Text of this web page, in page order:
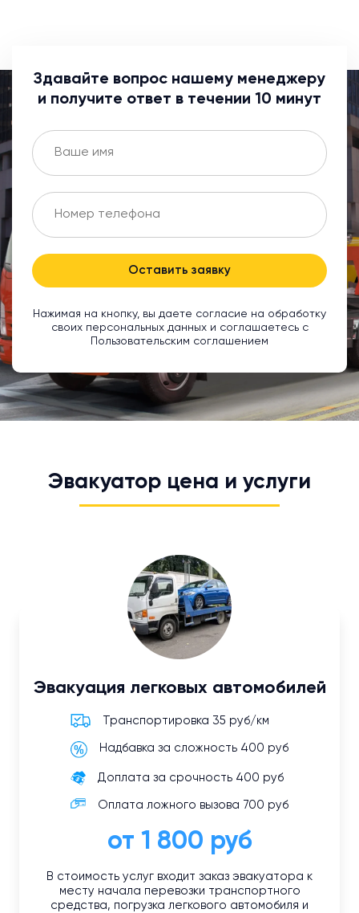
Здавайте вопрос нашему менеджеру
и получите ответ в течении 10 минут
Оставить заявку
Нажимая на кнопку, вы даете согласие на обработку
своих персональных данных и соглашаетесь с
Пользовательским соглашением
Эвакуатор цена и услуги
Эвакуация легковых автомобилей
Транспортировка 35 руб/км
Надбавка за сложность 400 руб
Доплата за срочность 400 руб
Оплата ложного вызова 700 руб
от 1 800 руб
В стоимость услуг входит заказ эвакуатора к
месту начала перевозки транспортного
средства, погрузка легкового автомобиля и